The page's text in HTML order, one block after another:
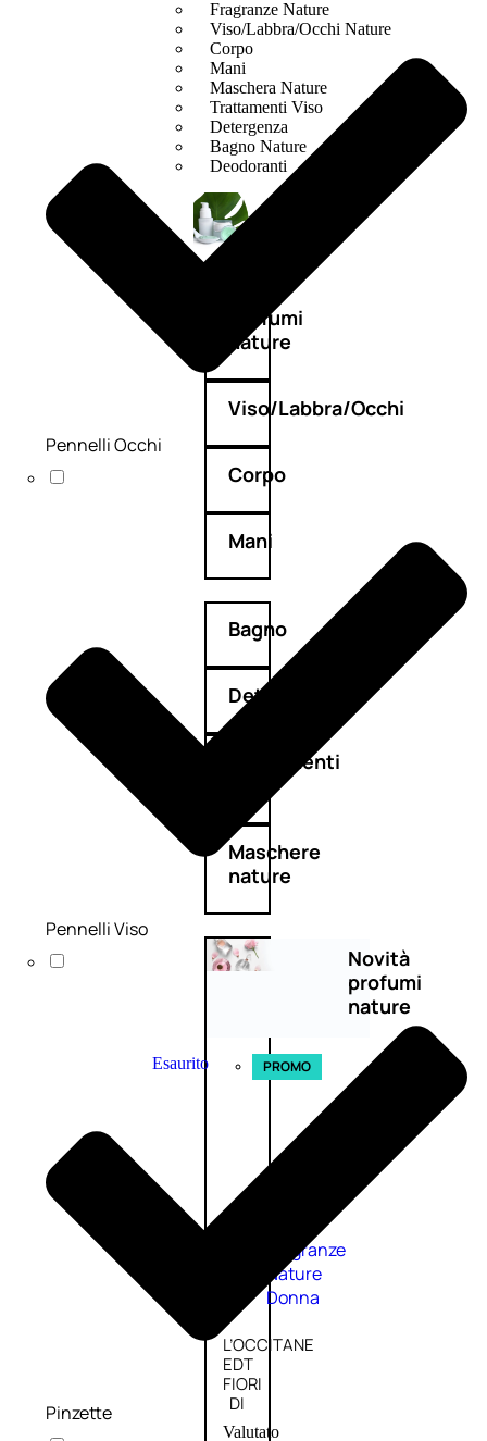
Fragranze Nature
Viso/Labbra/Occhi Nature
Corpo
Mani
Maschera Nature
Trattamenti Viso
Detergenza
Bagno Nature
Deodoranti
Profumi
nature
Viso/Labbra/Occhi
Corpo
Mani
Bagno
Detergenza
Trattamenti
Maschere
nature
Novità
profumi
nature
Esaurito PROMO
Fragranze
Nature
Donna
L’OCCITANE
EDT
FIORI
DI
Valutato
Pennelli Occhi
Pennelli Viso
Pinzette